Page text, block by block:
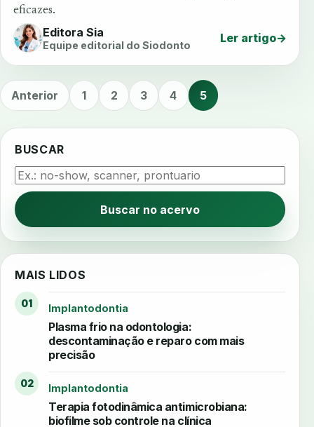
eficazes.
Editora Sia
Equipe editorial do Siodonto Ler artigo→
Anterior 1 2 3 4 5
BUSCAR
Buscar no acervo
MAIS LIDOS
01 Implantodontia
Plasma frio na odontologia:
descontaminação e reparo com mais
precisão
02 Implantodontia
Terapia fotodinâmica antimicrobiana:
biofilme sob controle na clínica